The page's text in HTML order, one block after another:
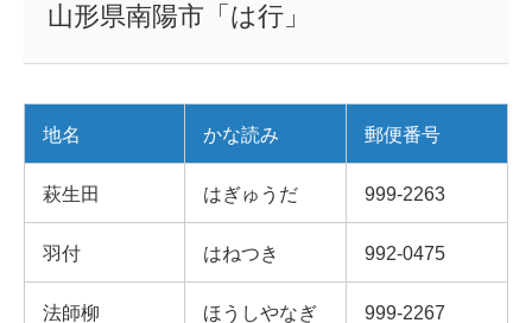
山形県南陽市「は行」
地名 かな読み 郵便番号
萩生田 はぎゅうだ 999-2263
羽付 はねつき 992-0475
法師柳 ほうしやなぎ 999-2267